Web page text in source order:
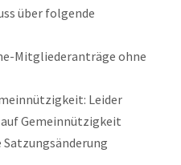
über folgende
Mitgliederanträge ohne
Leider
Gemeinnützigkeit